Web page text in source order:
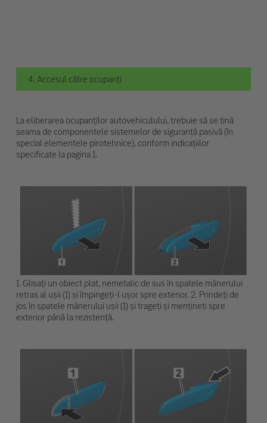
4. Accesul către ocupanți
La eliberarea ocupanților autovehiculului, trebuie să se țină
seama de componentele sistemelor de siguranță pasivă (în
special elementele pirotehnice), conform indicațiilor
specificate la pagina 1.
1. Glisați un obiect plat, nemetalic de sus în spatele mânerului
retras al ușii (1) și împingeți-l ușor spre exterior. 2. Prindeți de
jos în spatele mânerului ușii (1) și trageți și mențineți spre
exterior până la rezistență.